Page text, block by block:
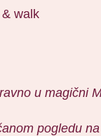
u magični
pogledu